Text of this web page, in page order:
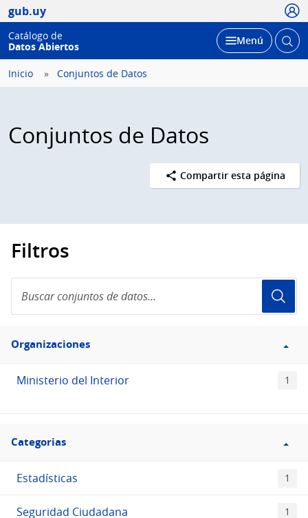
gub.uy
Catálogo de
Datos Abiertos
Desplegar
Menú Abrir
Inicio Conjuntos de Datos
Conjuntos de Datos
Compartir esta página
Filtros
conjuntos
de
Filtro
Organizaciones
Organizaciones
Ministerio del Interior 1
Filtro
Categorias
Categorias
Estadísticas 1
Seguridad Ciudadana 1